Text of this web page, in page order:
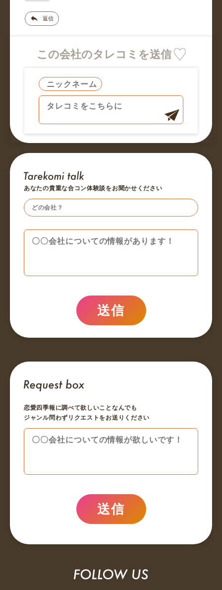
返信
この会社のタレコミを送信
あなたの貴重な合コン体験談をお聞かせください
送信
恋愛四季報に調べて欲しいことなんでも
ジャンル問わずリクエストをお送りください
送信